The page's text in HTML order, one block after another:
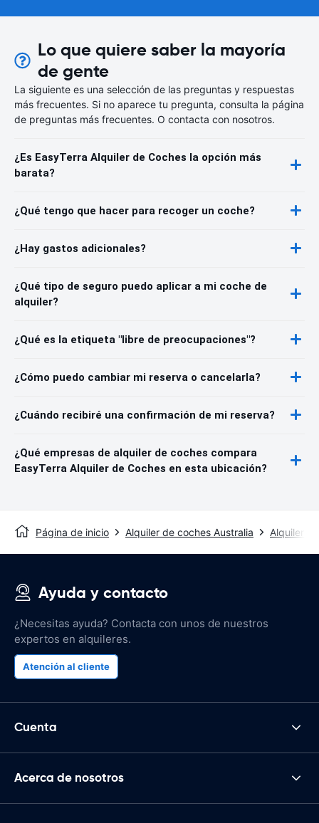
Lo que quiere saber la mayoría
de gente
La siguiente es una selección de las preguntas y respuestas
más frecuentes. Si no aparece tu pregunta, consulta la página
de preguntas más frecuentes. O contacta con nosotros.
¿Es EasyTerra Alquiler de Coches la opción más
barata?
¿Qué tengo que hacer para recoger un coche?
¿Hay gastos adicionales?
¿Qué tipo de seguro puedo aplicar a mi coche de
alquiler?
¿Qué es la etiqueta "libre de preocupaciones"?
¿Cómo puedo cambiar mi reserva o cancelarla?
¿Cuándo recibiré una confirmación de mi reserva?
¿Qué empresas de alquiler de coches compara
EasyTerra Alquiler de Coches en esta ubicación?
Página de inicio Alquiler de coches Australia Alquiler
Ayuda y contacto
¿Necesitas ayuda? Contacta con unos de nuestros
expertos en alquileres.
Atención al cliente
Cuenta
Acerca de nosotros